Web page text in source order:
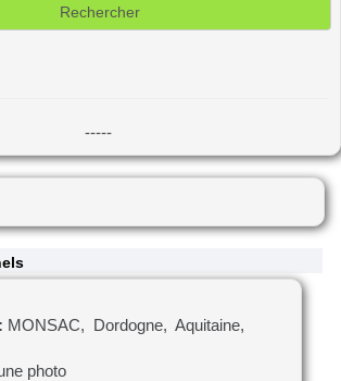
-----
MONSAC, Dordogne, Aquitaine,
photo